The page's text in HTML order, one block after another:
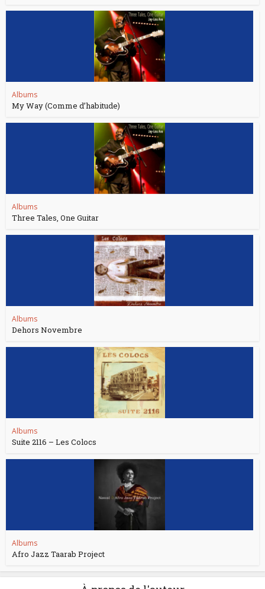
Albums
My Way (Comme d’habitude)
Albums
Three Tales, One Guitar
Albums
Dehors Novembre
Albums
Suite 2116 – Les Colocs
Albums
Afro Jazz Taarab Project